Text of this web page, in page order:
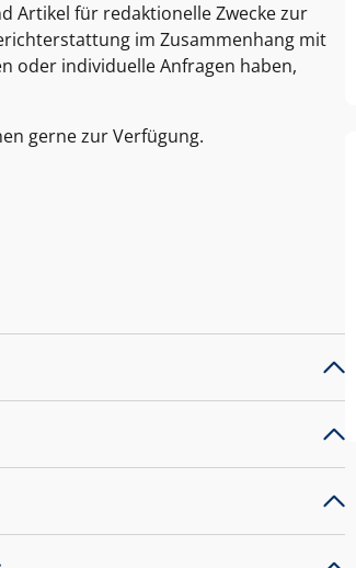
Artikel für redaktionelle Zwecke zur
im Zusammenhang mit
oder individuelle Anfragen haben,
gerne zur Verfügung.